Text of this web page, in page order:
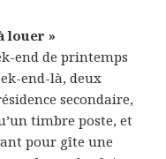
louer »
end de printemps
end-là, deux
secondaire,
timbre poste, et
pour gîte une